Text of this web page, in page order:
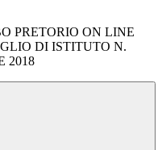
PRETORIO ON LINE
DI ISTITUTO N.
2018